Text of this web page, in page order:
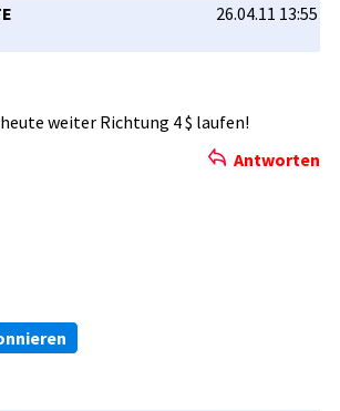
26.04.11 13:55
weiter Richtung 4 $ laufen!
Antworten